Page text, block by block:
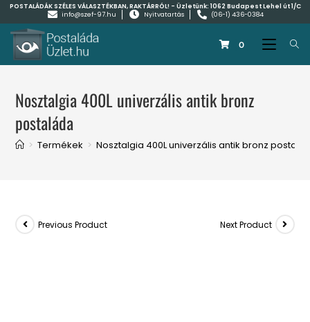
POSTALÁDÁK SZÉLES VÁLASZTÉKBAN, RAKTÁRRÓL! - Üzletünk: 1062 Budapest Lehel út 1/C
info@szef-97.hu
Nyitvatartás (06-1) 436-0384
0
Nosztalgia 400L univerzális antik bronz
postaláda
> Termékek > Nosztalgia 400L univerzális antik bronz
Previous Product Next Product